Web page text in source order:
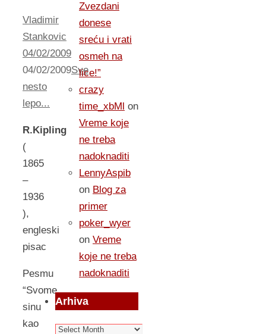
Vladimir
Stankovic
04/02/2009
04/02/2009Sve
nesto
lepo...
R.Kipling
(
1865
–
1936
),
engleski
pisac
Pesmu
“Svome
sinu
kao
Zvezdani
donese
sreću i vrati
osmeh na
lice!”
crazy
time_xbMl on
Vreme koje
ne treba
nadoknaditi
LennyAspib
on Blog za
primer
poker_wyer
on Vreme
koje ne treba
nadoknaditi
Arhiva
Arhiva